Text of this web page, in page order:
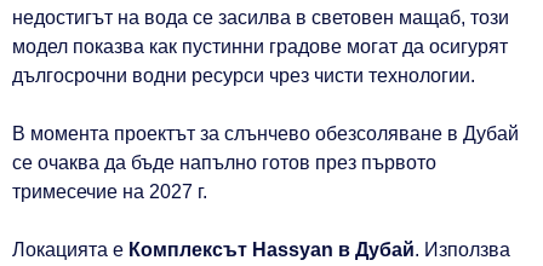
недостигът на вода се засилва в световен мащаб, този
модел показва как пустинни градове могат да осигурят
дългосрочни водни ресурси чрез чисти технологии.
В момента проектът за слънчево обезсоляване в Дубай
се очаква да бъде напълно готов през първото
тримесечие на 2027 г.
Локацията е Комплексът Hassyan в Дубай. Използва